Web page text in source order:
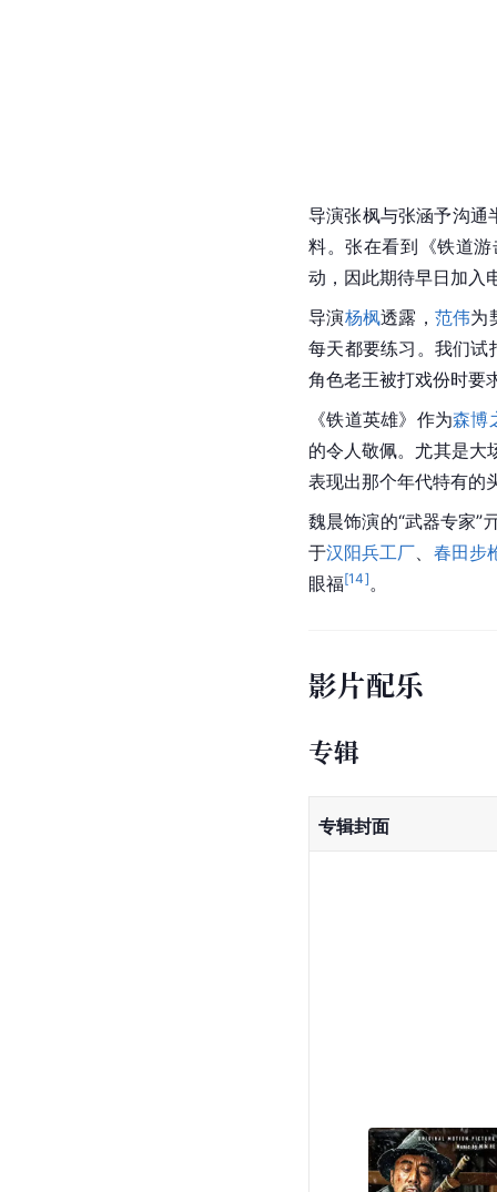
导演张枫与张涵予沟通
料。张在看到《铁道
动，因此期待早日加入
导演杨枫透露， 范伟为
每天都要练习。我们试
角色老王被打戏份时要
《铁道英雄》作为森博
的令人敬佩。尤其是大
表现出那个年代特有的
魏晨饰演的“武器专家”
于汉阳兵工厂
春田步
眼福[14] 。
影片配乐
专辑
专辑封面